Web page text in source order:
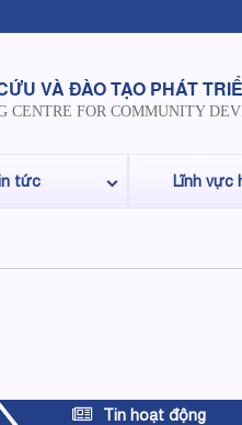
VÀ ĐÀO TẠO PHÁT
CENTRE FOR COMMUNITY
tức Lĩnh vực
Tin hoạt động